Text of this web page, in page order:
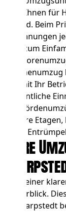
wir Ihnen für
Hand. Beim
Wohnungen
bis zum
Firmenumzug
damit Ihr
öffentliche
obere Etagen,
Ihre
Mit einer
Überblick.
in Harpstedt